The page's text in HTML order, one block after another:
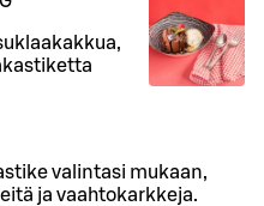
valintasi mukaan,
ja vaahtokarkkeja.